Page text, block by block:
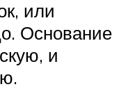
или
Основание
и